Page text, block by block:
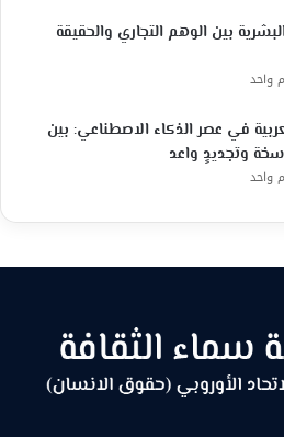
بين الوهم التجاري والحقيقة
واحد
في عصر الذكاء الاصطناعي: بين
وتجديدٍ واعد
واحد